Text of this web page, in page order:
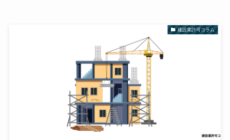
建設業許可コラム